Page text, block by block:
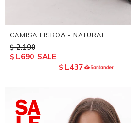
CAMISA LISBOA - NATURAL
$ 2.190
$ 1.690
$ 1.437